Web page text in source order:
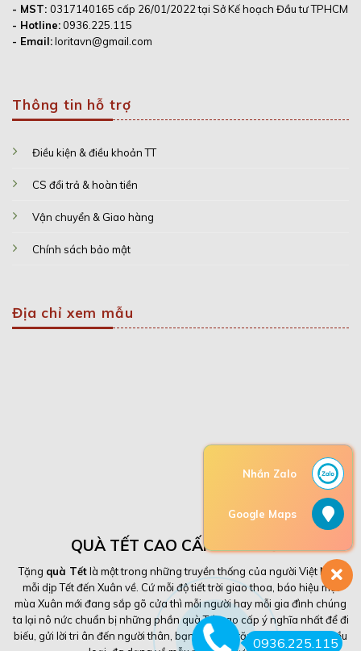
- MST: 0317140165 cấp 26/01/2022 tại Sở Kế hoạch Đầu tư TPHCM
- Hotline:0936.225.115
- Email:loritavn@gmail.com
Thông tin hỗ trợ
Điều kiện & điều khoản TT
CS đổi trả & hoàn tiền
Vận chuyển & Giao hàng
Chính sách bảo mật
Địa chỉ xem mẫu
QUÀ TẾT CAO CẤP NHÀ MỨT
Tặng quà Tếtlà một trong những truyền thống của người Việt Nam
mỗi dịp Tết đến Xuân về. Cứ mỗi độ tiết trời giao thoa, báo hiệu một
mùa Xuân mới đang sắp gõ cửa thì mỗi người hay mỗi gia đình chúng
ta lại nô nức chuẩn bị những phần quà Tết cao cấp ý nghĩa nhất để đi
biếu, gửi lời tri ân đến người thân, bạn bè. Quà tặng ngày Tết có nhiều
0936.225.115
Nhắn Zalo
Google Maps